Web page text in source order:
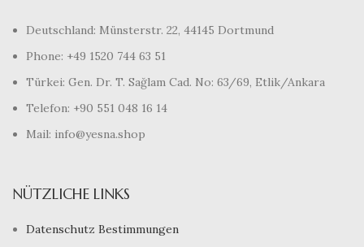
Deutschland: Münsterstr. 22, 44145 Dortmund
Phone: +49 1520 744 63 51
Türkei: Gen. Dr. T. Sağlam Cad. No: 63/69, Etlik/Ankara
Telefon: +90 551 048 16 14
Mail: info@yesna.shop
NÜTZLICHE LINKS
Datenschutz Bestimmungen